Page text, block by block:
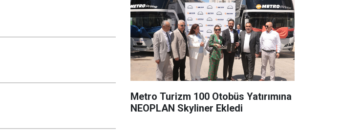
Metro Turizm 100 Otobüs Yatırımına
NEOPLAN Skyliner Ekledi